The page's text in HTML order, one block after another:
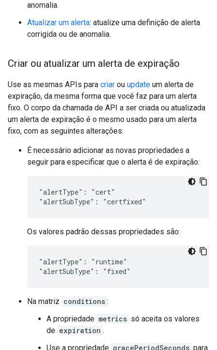
anomalia.
Atualizar um alerta: atualize uma definição de alerta
corrigida ou de anomalia.
Criar ou atualizar um alerta de expiração
Use as mesmas APIs para criar ou update um alerta de
expiração, da mesma forma que você faz para um alerta
fixo. O corpo da chamada de API a ser criada ou atualizada
um alerta de expiração é o mesmo usado para um alerta
fixo, com as seguintes alterações:
É necessário adicionar as novas propriedades a
seguir para especificar que o alerta é de expiração:
"alertType": "cert"
"alertSubType": "certfixed"
Os valores padrão dessas propriedades são:
"alertType": "runtime"
"alertSubType": "fixed"
Na matriz conditions :
A propriedade metrics só aceita os valores
de expiration .
Use a propriedade gracePeriodSeconds para